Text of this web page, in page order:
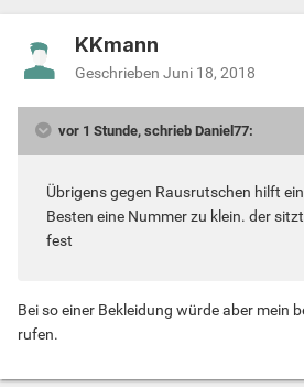
KKmann
Geschrieben Juni 18, 2018
vor 1 Stunde, schrieb Daniel77:
Übrigens gegen Rausrutschen hilft
Besten eine Nummer zu klein. der
fest
Bei so einer Bekleidung würde aber mein
rufen.